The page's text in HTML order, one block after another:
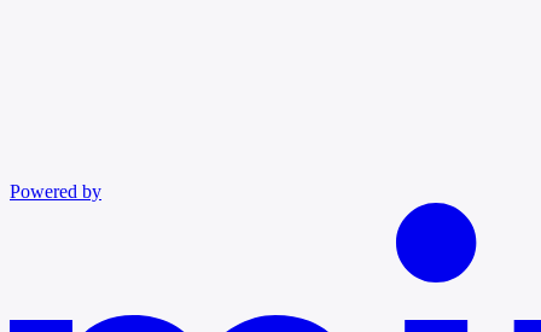
Powered by